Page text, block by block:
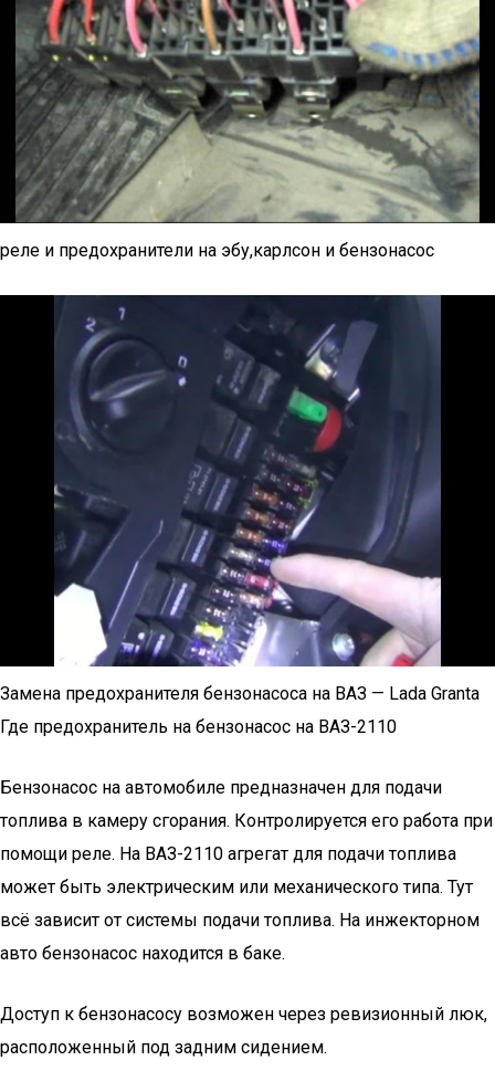
реле и предохранители на эбу,карлсон и бензонасос
Замена предохранителя бензонасоса на ВАЗ — Lada Granta
Где предохранитель на бензонасос на ВАЗ-2110
Бензонасос на автомобиле предназначен для подачи
топлива в камеру сгорания. Контролируется его работа при
помощи реле. На ВАЗ-2110 агрегат для подачи топлива
может быть электрическим или механического типа. Тут
всё зависит от системы подачи топлива. На инжекторном
авто бензонасос находится в баке.
Доступ к бензонасосу возможен через ревизионный люк,
расположенный под задним сидением.